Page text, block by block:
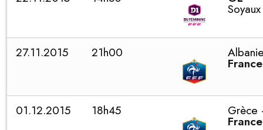
Soyaux
27.11.2015 21h00
France
01.12.2015 18h45 Grèce
France